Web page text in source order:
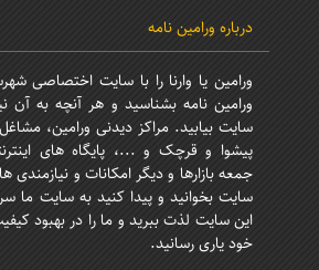
درباره ورامین نامه
ورامین یا وارنا را با سایت اختصاصی
ورامین نامه بشناسید و هر آنچه به آن
سایت بیابید. مراکز دیدنی ورامین،
پیشوا و قرچک و ...، پایگاه های
جمعه بازارها و دیگر امکانات و نیازمندی
سایت بخوانید و پیدا کنید به سایت ما
این سایت لذت ببرید و ما را در بهبود
خود یاری رسانید.